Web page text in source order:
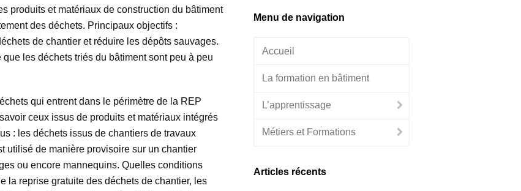
produits et matériaux de construction du bâtiment
des déchets. Principaux objectifs :
de chantier et réduire les dépôts sauvages.
les déchets triés du bâtiment sont peu à peu
qui entrent dans le périmètre de la REP
ceux issus de produits et matériaux intégrés
: les déchets issus de chantiers de travaux
utilisé de manière provisoire sur un chantier
ou encore mannequins. Quelles conditions
la reprise gratuite des déchets de chantier, les
Menu de navigation
Accueil
La formation en bâtiment
L’apprentissage
Métiers et Formations
Articles récents